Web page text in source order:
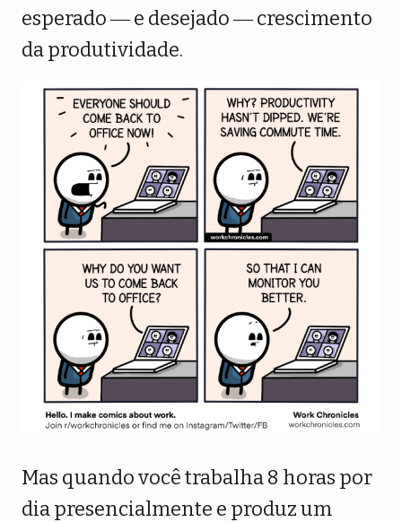
esperado ― e desejado ― crescimento
da produtividade.
Mas quando você trabalha 8 horas por
dia presencialmente e produz um